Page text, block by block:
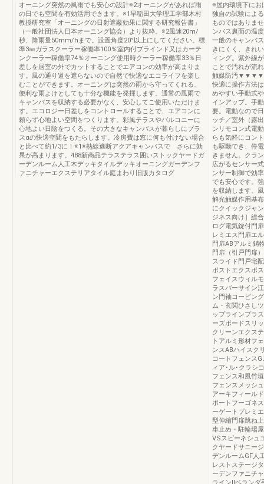
オーニング突然の風雨でも安心の設計※2オーニングがあれば雨
の日でも空間を有効活用できます。※1早稲田大学理工学部木村
教授研究室「オーニングの日射遮蔽効果に関する研究報告書」
（一般社団法人日本オーニング協会）より抜粋。※2風速20m/
秒、降雨量50mm/hまで。設置角度20°以上にしてください。標
準3㎜ガラスクーラー稼働率100％室内付ブラインド又はカーテ
ンクーラー稼働率74％オーニング使用時クーラー稼働率33％日
差しを居室の外でカットすることでエアコンの効率が高まりま
す。風の通り道を遮らないので自然で快適なエコライフを楽し
むことができます。オーニングは突然の雨から守ってくれる、
便利な雨よけとしても十分な機能を発揮します。通常の風雨で
キャンバスを収納する必要がなく、安心してご使用いただけま
す。エコロジー日差しをコントロールすることで、エアコンに
頼らず心地よい空間をつくります。彩風テラスやバルコニーに
心地よい日陰をつくる。その大きなキャンバスが暮らしにプラ
スαの快適空間をもたらします。冷房費は窓に何も付けない場合
と比べて約1/3に！※1※熱線遮断アクアキャンバスで さらに効
果が高まります。488新商品テラステラス囲いストックヤードガ
ーデンルーム人工木デッキタイルデッキオーニングガーデンフ
ァニチャーエクステリアタイル庭まわり旧版カタログ
※屋内環境下にお
独自の試験によ
ものではありま
ンバス裏面の温
一般のキャンバ
きにくく、きれ
ィング。紫外線
ことで汚れが流
触媒防汚
快適に操作方法
めやすい手動式
インアップ。手
要。電動なので
ッチ／室外（露
ンリモコン式電
らも気軽にコン
も駆動でき、停
きません。クラ
広がるセンサー
ンサー制御で効
でも安心です。
を収納します。
解光触媒作用基
にクイックジャ
ジネス向け］総
ログ電気錠付門
レミエス門扉エ
門扉ABアルミ鋳
門扉（引戸門扉
スライド門戸宅
ポストエクスポ
フェイスウィル
ラスバーサイン
ン門袖コーピン
ム・玄関ひさし
ップラインプラ
ーズボードスリ
クリーンエクス
トアルミ形材フ
ンスABハイスク
コートフェンス
ィア･ル･クラシ
フェンス和風竹
フェンスメッシ
アーキフィール
ポートフーゴネ
ーゲートプレミ
型伸縮門扉跳ね
車止め・駐輪場
VSスピーネシュ
クヤードサニー
デンルームGF人
レストステージ
ーデンファニチ
ラインⅡベラン